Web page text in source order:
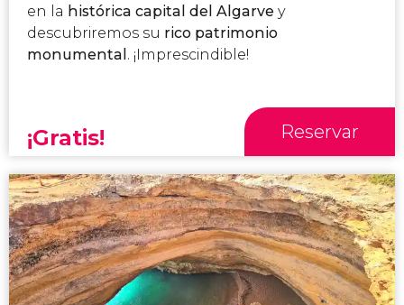
en la histórica capital del Algarve y
descubriremos su rico patrimonio
monumental . ¡Imprescindible!
¡Gratis! Reservar